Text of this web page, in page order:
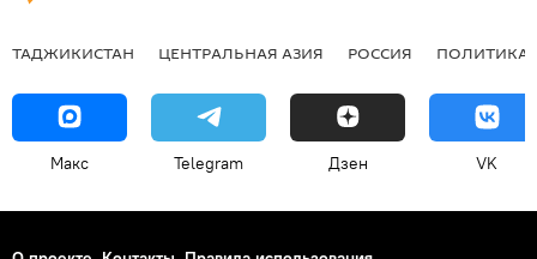
ТАДЖИКИСТАН ЦЕНТРАЛЬНАЯ АЗИЯ РОССИЯ ПОЛИТИКА
Макс Telegram Дзен VK